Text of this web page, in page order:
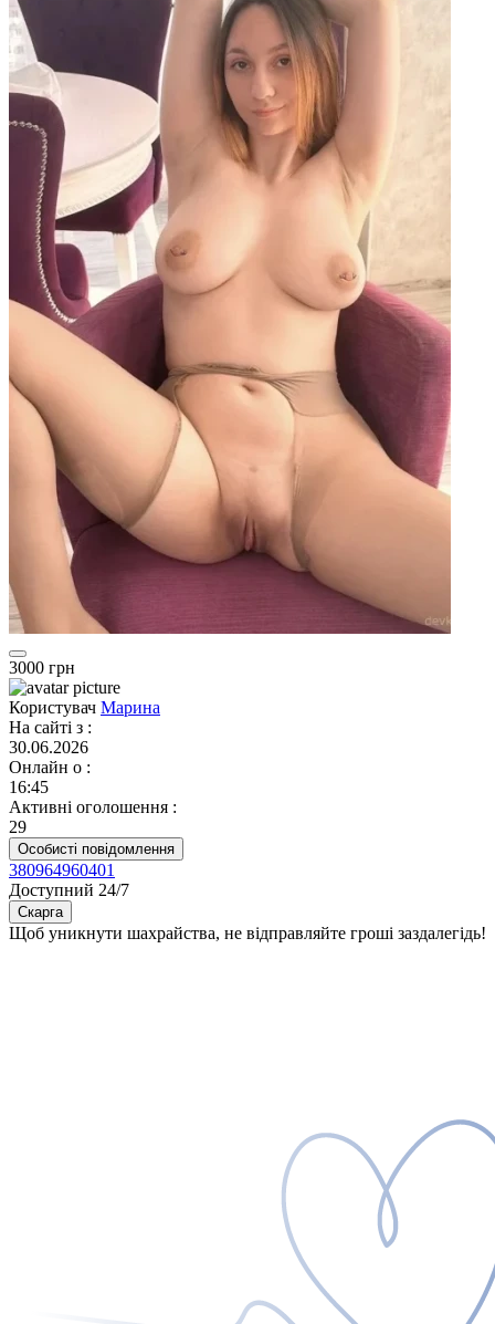
3000 грн
Користувач Марина
На сайті з :
30.06.2026
Онлайн о :
16:45
Активні оголошення :
29
Особисті повідомлення
380964960401
Доступний 24/7
Скарга
Щоб уникнути шахрайства, не відправляйте гроші заздалегідь!